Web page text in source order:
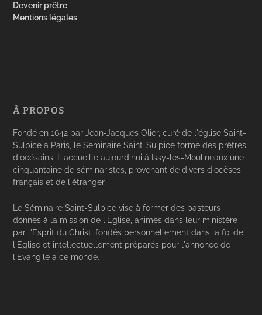
Devenir prêtre
Mentions légales
À PROPOS
Fondé en 1642 par Jean-Jacques Olier, curé de l'église Saint-
Sulpice à Paris, le Séminaire Saint-Sulpice forme des prêtres
diocésains. Il accueille aujourd'hui à Issy-les-Moulineaux une
cinquantaine de séminaristes, provenant de divers diocèses
français et de l'étranger.
Le Séminaire Saint-Sulpice vise à former des pasteurs
donnés à la mission de l'Eglise, animés dans leur ministère
par l'Esprit du Christ, fondés personnellement dans la foi de
l'Eglise et intellectuellement préparés pour l'annonce de
l'Evangile à ce monde.